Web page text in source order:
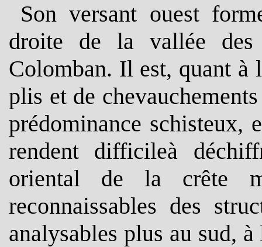
Son versant ouest
droite de la vallée
Colomban. Il est, quant à
plis et de
prédominance schisteux,
rendent difficileà
oriental de la crête
reconnaissables des
analysables plus au sud,